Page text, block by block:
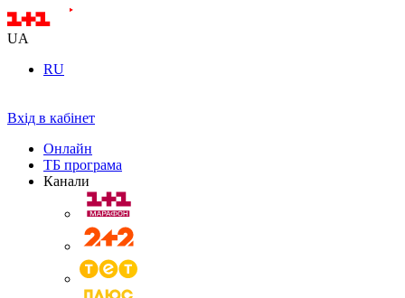
UA
RU
Вхід в кабінет
Онлайн
ТБ програма
Канали